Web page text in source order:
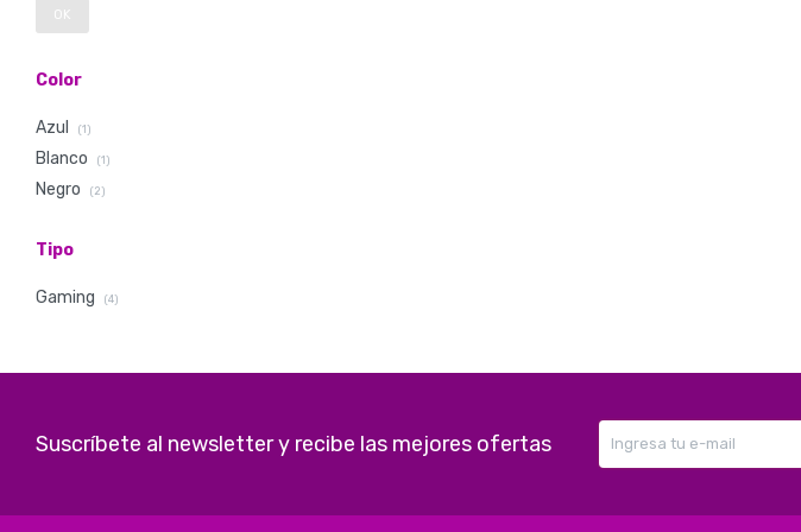
OK
Color
Azul (1)
Blanco (1)
Negro (2)
Tipo
Gaming (4)
Suscríbete al newsletter y recibe las mejores ofertas